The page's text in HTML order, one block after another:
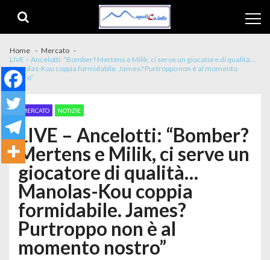
Home
Mercato
LIVE – Ancelotti: “Bomber? Mertens e Milik, ci serve un giocatore di qualità…
Manolas-Kou coppia formidabile. James? Purtroppo non è al momento
nostro”
MERCATO NOTIZIE
LIVE – Ancelotti: “Bomber?
Mertens e Milik, ci serve un
giocatore di qualità…
Manolas-Kou coppia
formidabile. James?
Purtroppo non è al
momento nostro”